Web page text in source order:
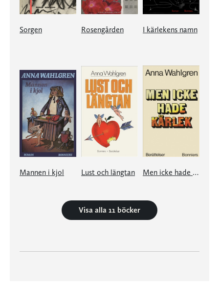
Sorgen Rosengården I kärlekens namn
Mannen i kjol Lust och längtan Men icke hade kärlek
Visa alla 11 böcker